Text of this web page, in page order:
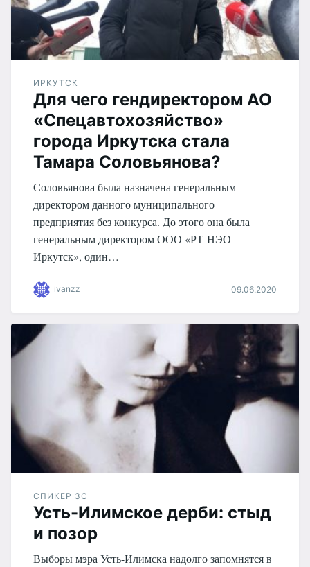
ИРКУТСК
Для чего гендиректором АО
«Спецавтохозяйство»
города Иркутска стала
Тамара Соловьянова?
Соловьянова была назначена генеральным
директором данного муниципального
предприятия без конкурса. До этого она была
генеральным директором ООО «РТ-НЭО
Иркутск», один…
ivanzz 09.06.2020
СПИКЕР ЗС
Усть-Илимское дерби: стыд
и позор
Выборы мэра Усть-Илимска надолго запомнятся в